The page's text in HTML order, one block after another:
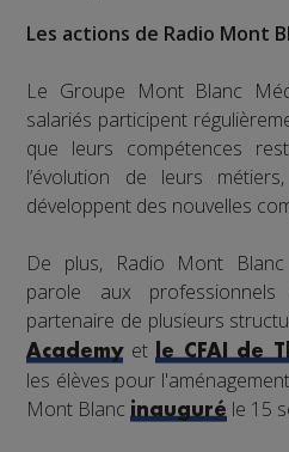
Les actions de Radio Mont
Le Groupe Mont Blanc
salariés participent
que leurs compétences
l’évolution de leurs
développent des nouvelles
De plus, Radio Mont
parole aux
partenaire de plusieurs
Academyet le CFAI de
les élèves pour
Mont Blancinauguré le 15